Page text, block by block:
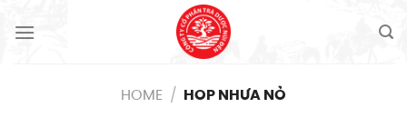
HOME / HOP NHƯA NỎ